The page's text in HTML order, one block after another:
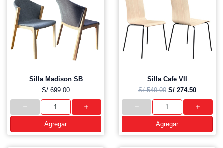
Silla Madison SB
S/ 699.00
Agregar
Silla Cafe VII
S/ 549.00 S/ 274.50
Agregar